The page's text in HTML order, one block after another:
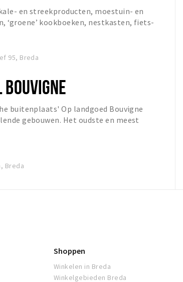
en streekproducten, moestuin- en
‘groene’ kookboeken, nestkasten, fiets-
95, Breda
buitenplaats' Op landgoed Bouvigne
gebouwen. Het oudste en meest
Breda
Shoppen
Winkelen in Breda
Winkelgebieden Breda